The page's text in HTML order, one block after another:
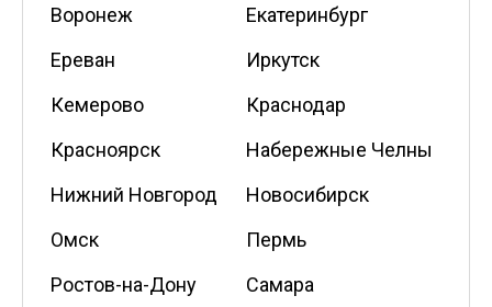
Воронеж
Екатеринбург
Ереван
Иркутск
Кемерово
Краснодар
Красноярск
Набережные Челны
Нижний Новгород
Новосибирск
Омск
Пермь
Ростов-на-Дону
Самара